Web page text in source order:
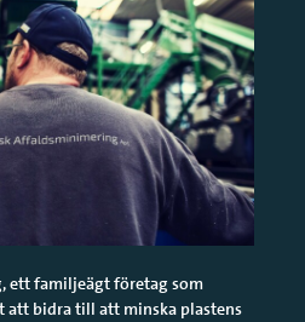
ett familjeägt företag som
att bidra till att minska plastens